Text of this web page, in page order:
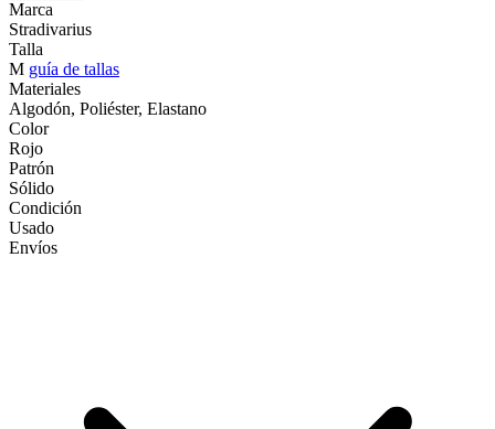
Marca
Stradivarius
Talla
M guía de tallas
Materiales
Algodón, Poliéster, Elastano
Color
Rojo
Patrón
Sólido
Condición
Usado
Envíos